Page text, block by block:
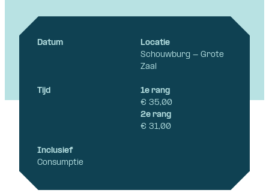
Datum
Locatie
Schouwburg - Grote
Zaal
Tijd
1e rang
€ 35,00
2e rang
€ 31,00
Inclusief
Consumptie